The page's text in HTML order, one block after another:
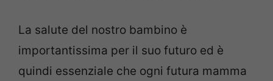
La salute del nostro bambino è
importantissima per il suo futuro ed è
quindi essenziale che ogni futura mamma